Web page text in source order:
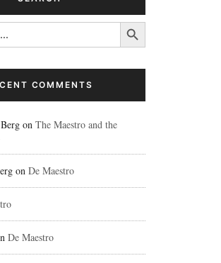
Search Button
COMMENTS
on The Maestro and the
on De Maestro
De Maestro